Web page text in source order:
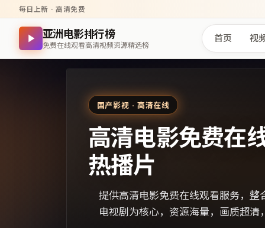
每日上新 · 高清免费
亚洲电影排行榜
免费在线观看高清视频资源精选榜
首页 视
国产影视 · 高清在线
高清电影免费在
热播片
提供高清电影免费在线观看服务，
电视剧为核心，资源海量，画质超